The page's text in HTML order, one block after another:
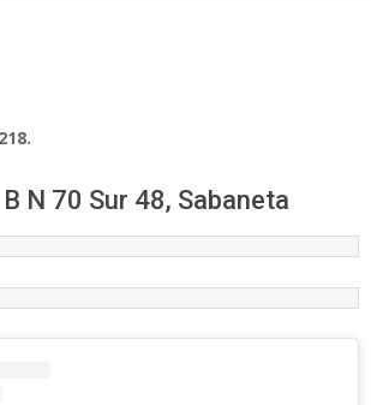
N 70 Sur 48, Sabaneta